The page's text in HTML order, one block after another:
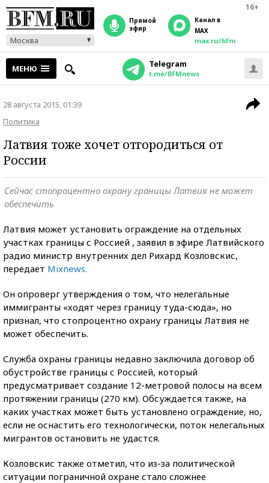
16+
Москва
прямой
эфир
Канал в
MAX
max.ru/bfm
МЕНЮ Telegram
t.me/BFMnews
28 августа 2015, 01:39
Политика
Латвия тоже хочет отгородиться от
России
Сейчас стопроцентно охрану границы Латвия не может
обеспечить
Латвия может установить ограждение на отдельных
участках границы с Россией , заявил в эфире Латвийского
радио министр внутренних дел Рихард Козловскис,
передает Mixnews.
Он опроверг утверждения о том, что нелегальные
иммигранты «ходят через границу туда-сюда», но
признал, что стопроцентно охрану границы Латвия не
может обеспечить.
Служба охраны границы недавно заключила договор об
обустройстве границы с Россией, который
предусматривает создание 12-метровой полосы на всем
протяжении границы (270 км). Обсуждается также, на
каких участках может быть установлено ограждение, но,
если не оснастить его технологически, поток нелегальных
мигрантов остановить не удастся.
Козловскис также отметил, что из-за политической
ситуации пограничной охране стало сложнее